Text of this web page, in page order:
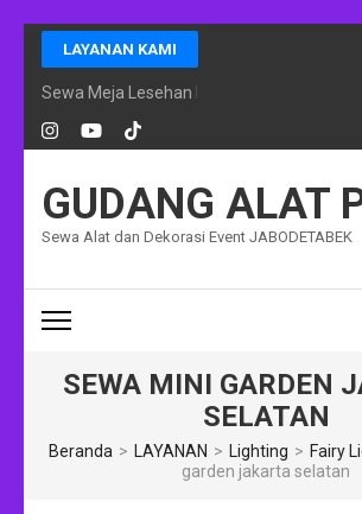
Lompat
ke
konten
(Tekan
Enter)
LAYANAN KAMI
Sewa Meja Lesehan Event Ramadhan
GUDANG ALAT
Sewa Alat dan Dekorasi Event JABODETABEK
SEWA MINI GARDEN
SELATAN
Beranda > LAYANAN > Lighting > Fairy
garden jakarta selatan